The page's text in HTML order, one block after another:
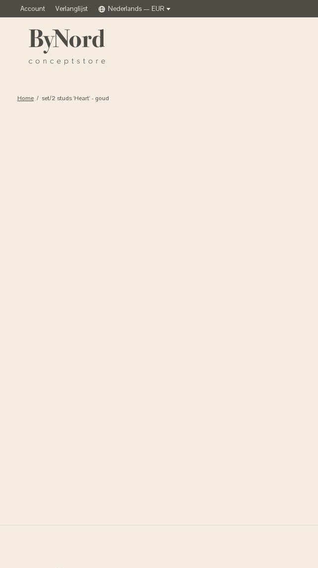
Account Verlanglijst Nederlands — EUR
Home / set/2 studs 'Heart' - goud